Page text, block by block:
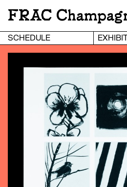
FRAC
SCHEDULE